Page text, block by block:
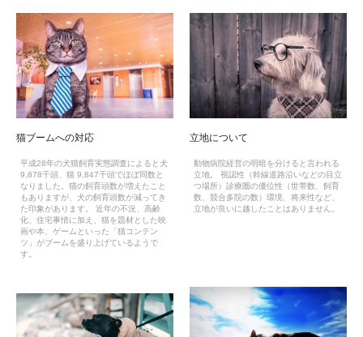
猫ブームへの対応
平成28年の犬猫飼育実態調査によると犬
9,878千頭、猫 9,847千頭でほぼ同数と
なりました。猫の飼育頭数が増えたこと
もありますが、犬の飼育頭数が減ってき
た印象があります。 近年の不況、高齢
化、住宅事情に加え、猫を題材とした映
画や本、ゲームといった「猫コンテン
ツ」がブームを盛り上げているようで
す。
立地について
動物病院経営の明暗を分けると言われる
立地。 視認性（幹線道路沿いなどの目立
つ場所）診療圏の優位性（世帯数、飼育
数、競合多院の数）環境、将来性など、
立地が良いに越したことはありません。